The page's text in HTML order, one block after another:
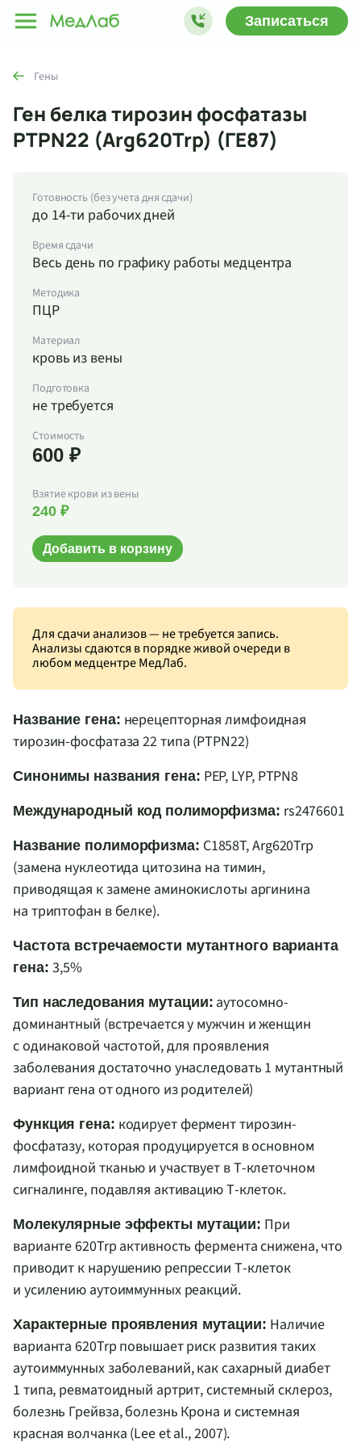
Записаться
Гены
Ген белка тирозин фосфатазы
PTPN22 (Arg620Trp) (ГЕ87)
Для сдачи анализов — не требуется запись.
Анализы сдаются в порядке живой очереди в
любом медцентре МедЛаб.
Название гена: нерецепторная лимфоидная
тирозин-фосфатаза 22 типа (PTPN22)
Синонимы названия гена: PEP, LYP, PTPN8
Международный код полиморфизма: rs2476601
Название полиморфизма: С1858T, Arg620Trp
(замена нуклеотида цитозина на тимин,
приводящая к замене аминокислоты аргинина
на триптофан в белке).
Частота встречаемости мутантного варианта
гена:3,5%
Тип наследования мутации: аутосомно-
доминантный (встречается у мужчин и женщин
с одинаковой частотой, для проявления
заболевания достаточно унаследовать 1 мутантный
вариант гена от одного из родителей)
Функция гена: кодирует фермент тирозин-
фосфатазу, которая продуцируется в основном
лимфоидной тканью и участвует в Т-клеточном
сигналинге, подавляя активацию Т-клеток.
Молекулярные эффекты мутации: При
варианте 620Trp активность фермента снижена, что
приводит к нарушению репрессии Т-клеток
и усилению аутоиммунных реакций.
Характерные проявления мутации: Наличие
варианта 620Trp повышает риск развития таких
аутоиммунных заболеваний, как сахарный диабет
1 типа, ревматоидный артрит, системный склероз,
болезнь Грейвза, болезнь Крона и системная
красная волчанка (Leе et al., 2007).
Готовность (без учета дня сдачи)
до 14-ти рабочих дней
Время сдачи
Весь день по графику работы медцентра
Методика
ПЦР
Материал
кровь из вены
Подготовка
не требуется
Стоимость
600 ₽
Взятие крови из вены
240 ₽
Добавить в корзину